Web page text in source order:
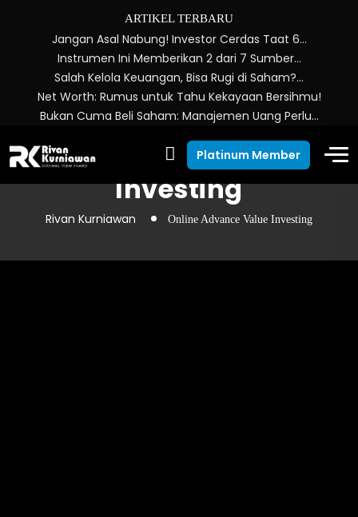
ARTIKEL TERBARU
Jangan Asal Nabung! Investor Cerdas Taat 6…
Instrumen Ini Memberikan 2 dari 7 Sumber…
Salah Kelola Keuangan, Bisa Rugi di Saham?…
Net Worth: Rumus untuk Tahu Kekayaan Bersihmu!
Bukan Cuma Beli Saham: Manajemen Uang Perlu…
Platinum Member
Online Advance Value
Investing
Rivan Kurniawan Online Advance Value Investing